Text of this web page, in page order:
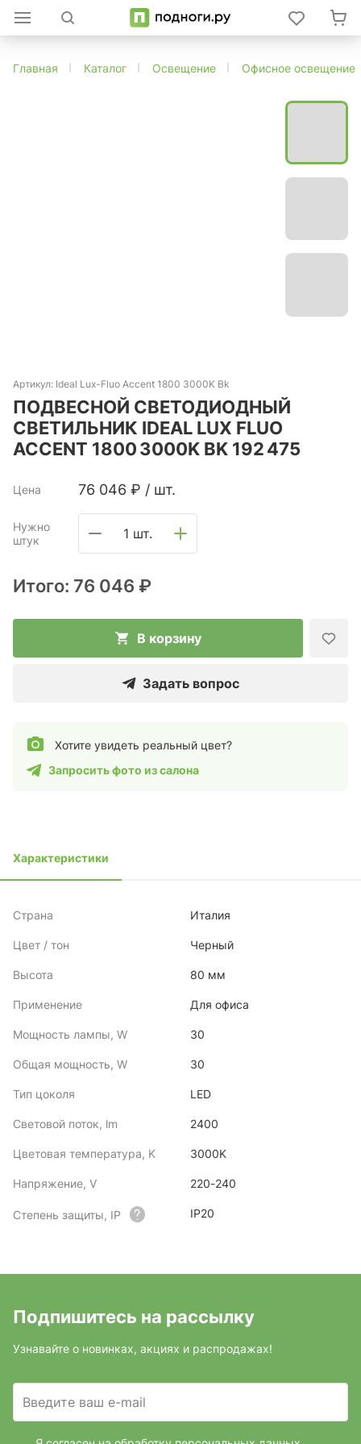
Главная Каталог Освещение Офисное освещение
Артикул: Ideal Lux-Fluo Accent 1800 3000K Bk
ПОДВЕСНОЙ СВЕТОДИОДНЫЙ
СВЕТИЛЬНИК IDEAL LUX FLUO
ACCENT 1800 3000K BK 192 475
Цена 76 046 ₽ / шт.
Нужно
штук
1 шт.
Итого: 76 046 ₽
В корзину
Задать вопрос
Хотите увидеть реальный цвет?
Запросить фото из салона
Характеристики
Страна Италия
Цвет / тон Черный
Высота 80 мм
Применение Для офиса
Мощность лампы, W 30
Общая мощность, W 30
Тип цоколя LED
Световой поток, lm 2400
Цветовая температура, K 3000K
Напряжение, V 220-240
Степень защиты, IP IP20
Подпишитесь на рассылку
Узнавайте о новинках, акциях и распродажах!
Введите ваш e-mail